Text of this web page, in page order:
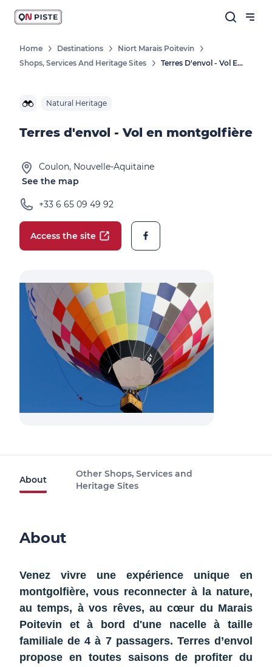
Home Destinations
Niort Marais Poitevin
Shops, Services And Heritage Sites
Terres D'envol - Vol En Montgolfière
Natural Heritage
Terres d'envol - Vol en montgolfière
Coulon, Nouvelle-Aquitaine
See the map
+33 6 65 09 49 92
Access the site
About
Other Shops, Services and
Heritage Sites
About
Venez vivre une expérience unique en
montgolfière, vous reconnecter à la nature,
au temps, à vos rêves, au cœur du Marais
Poitevin et à bord d'une nacelle à taille
familiale de 4 à 7 passagers. Terres d’envol
propose en toutes saisons de profiter du